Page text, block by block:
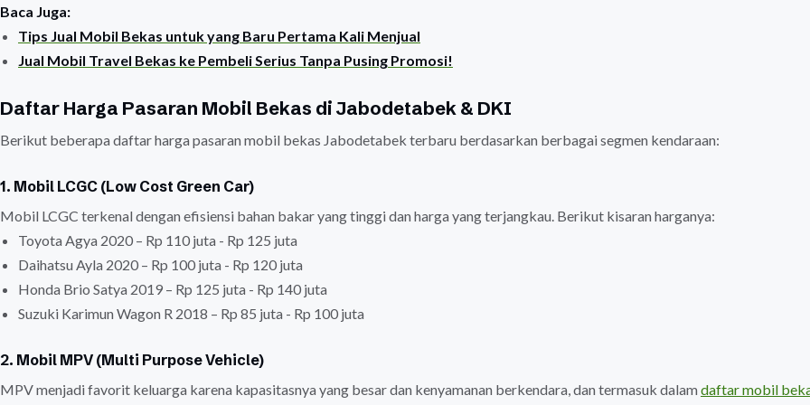
Baca Juga:
Tips Jual Mobil Bekas untuk yang Baru Pertama Kali Menjual
Jual Mobil Travel Bekas ke Pembeli Serius Tanpa Pusing Promosi!
Daftar Harga Pasaran Mobil Bekas di Jabodetabek & DKI
Berikut beberapa daftar harga pasaran mobil bekas Jabodetabek terbaru berdasarkan berbagai segmen kendaraan:
1. Mobil LCGC (Low Cost Green Car)
Mobil LCGC terkenal dengan efisiensi bahan bakar yang tinggi dan harga yang terjangkau. Berikut kisaran harganya:
Toyota Agya 2020 – Rp 110 juta - Rp 125 juta
Daihatsu Ayla 2020 – Rp 100 juta - Rp 120 juta
Honda Brio Satya 2019 – Rp 125 juta - Rp 140 juta
Suzuki Karimun Wagon R 2018 – Rp 85 juta - Rp 100 juta
2. Mobil MPV (Multi Purpose Vehicle)
MPV menjadi favorit keluarga karena kapasitasnya yang besar dan kenyamanan berkendara, dan termasuk dalam daftar mobil